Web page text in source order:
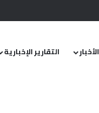
مخالفة دستورية.. ومشروع
الأخبار التقارير الإخبارية